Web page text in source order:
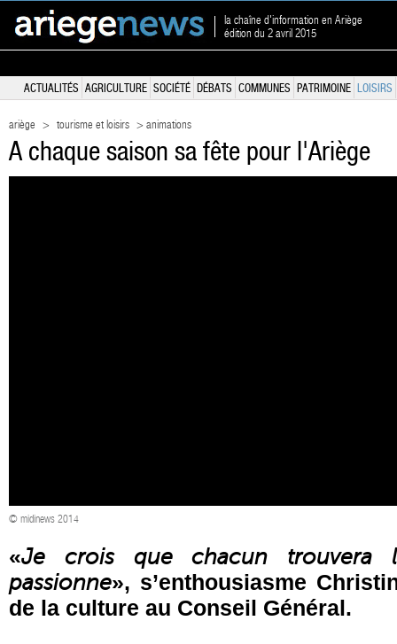
la chaîne d'information en Ariège
édition du 2 avril 2015
ACTUALITÉS AGRICULTURE SOCIÉTÉ DÉBATS COMMUNES PATRIMOINE LOISIRS
ariège > tourisme et loisirs > animations
A chaque saison sa fête pour l'Ariège
© midinews 2014
«Je crois que chacun trouvera
passionne», s’enthousiasme
de la culture au Conseil Général.